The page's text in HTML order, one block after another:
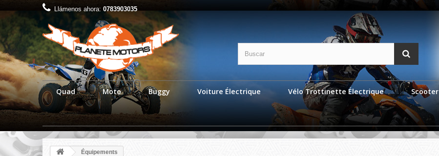
Llámenos ahora: 0783903035
Quad Moto Buggy Voiture Électrique Vélo Trottinette Électrique Scooter
Équipements